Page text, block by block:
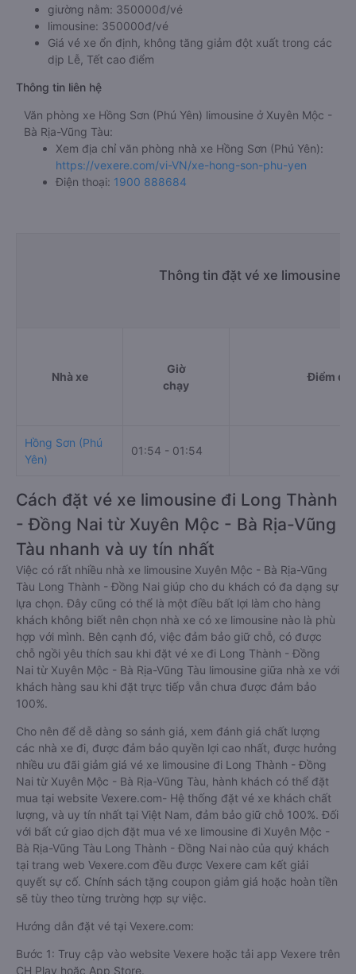
giường nằm: 350000đ/vé
limousine: 350000đ/vé
Giá vé xe ổn định, không tăng giảm đột xuất trong các
dịp Lễ, Tết cao điểm
Thông tin liên hệ
Văn phòng xe Hồng Sơn (Phú Yên) limousine ở Xuyên Mộc -
Bà Rịa-Vũng Tàu:
Xem địa chỉ văn phòng nhà xe Hồng Sơn (Phú Yên):
https://vexere.com/vi-VN/xe-hong-son-phu-yen
Điện thoại: 1900 888684
Thông tin đặt vé xe limousine
Nhà xe
Giờ
chạy
Điểm đi
Hồng Sơn (Phú
Yên)
01:54 - 01:54
Cách đặt vé xe limousine đi Long Thành
- Đồng Nai từ Xuyên Mộc - Bà Rịa-Vũng
Tàu nhanh và uy tín nhất
Việc có rất nhiều nhà xe limousine Xuyên Mộc - Bà Rịa-Vũng
Tàu Long Thành - Đồng Nai giúp cho du khách có đa dạng sự
lựa chọn. Đây cũng có thể là một điều bất lợi làm cho hàng
khách không biết nên chọn nhà xe có xe limousine nào là phù
hợp với mình. Bên cạnh đó, việc đảm bảo giữ chỗ, có được
chỗ ngồi yêu thích sau khi đặt vé xe đi Long Thành - Đồng
Nai từ Xuyên Mộc - Bà Rịa-Vũng Tàu limousine giữa nhà xe với
khách hàng sau khi đặt trực tiếp vẫn chưa được đảm bảo
100%.
Cho nên để dễ dàng so sánh giá, xem đánh giá chất lượng
các nhà xe đi, được đảm bảo quyền lợi cao nhất, được hưởng
nhiều ưu đãi giảm giá vé xe limousine đi Long Thành - Đồng
Nai từ Xuyên Mộc - Bà Rịa-Vũng Tàu, hành khách có thể đặt
mua tại website Vexere.com- Hệ thống đặt vé xe khách chất
lượng, và uy tín nhất tại Việt Nam, đảm bảo giữ chỗ 100%. Đối
với bất cứ giao dịch đặt mua vé xe limousine đi Xuyên Mộc -
Bà Rịa-Vũng Tàu Long Thành - Đồng Nai nào của quý khách
tại trang web Vexere.com đều được Vexere cam kết giải
quyết sự cố. Chính sách tặng coupon giảm giá hoặc hoàn tiền
sẽ tùy theo từng trường hợp sự việc.
Hướng dẫn đặt vé tại Vexere.com:
Bước 1: Truy cập vào website Vexere hoặc tải app Vexere trên
CH Play hoặc App Store.